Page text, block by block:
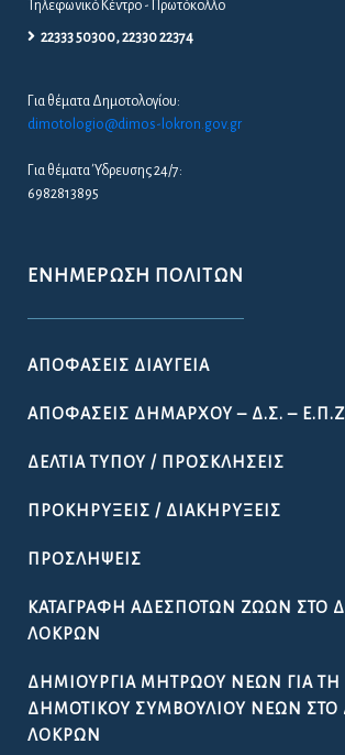
Τηλεφωνικό Κέντρο - Πρωτόκολλο
22333 50300, 22330 22374
Για θέματα Δημοτολογίου:
dimotologio@dimos-lokron.gov.gr
Για θέματα Ύδρευσης 24/7:
6982813895
ΕΝΗΜΈΡΩΣΗ ΠΟΛΙΤΏΝ
ΑΠΟΦΆΣΕΙΣ ΔΙΑΎΓΕΙΑ
ΑΠΟΦΆΣΕΙΣ ΔΗΜΆΡΧΟΥ – Δ.Σ. – Ε.Π.Ζ
ΔΕΛΤΊΑ ΤΎΠΟΥ / ΠΡΟΣΚΛΉΣΕΙΣ
ΠΡΟΚΗΡΎΞΕΙΣ / ΔΙΑΚΗΡΎΞΕΙΣ
ΠΡΟΣΛΉΨΕΙΣ
ΚΑΤΑΓΡΑΦΉ ΑΔΈΣΠΟΤΩΝ ΖΏΩΝ ΣΤΟ
ΛΟΚΡΏΝ
ΔΗΜΙΟΥΡΓΊΑ ΜΗΤΡΏΟΥ ΝΈΩΝ ΓΙΑ ΤΗ
ΔΗΜΟΤΙΚΟΎ ΣΥΜΒΟΥΛΊΟΥ ΝΈΩΝ
ΛΟΚΡΏΝ